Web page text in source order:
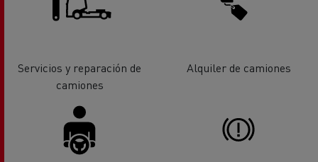
Servicios y reparación de
camiones
Alquiler de camiones